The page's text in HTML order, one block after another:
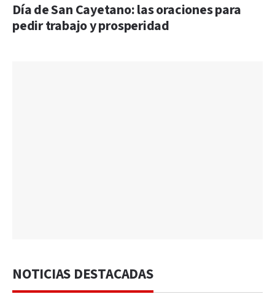
Día de San Cayetano: las oraciones para
pedir trabajo y prosperidad
NOTICIAS DESTACADAS